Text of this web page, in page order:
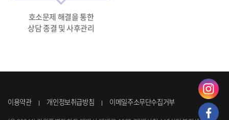
호소문제 해결을 통한
상담 종결 및 사후관리
이용약관 개인정보취급방침
이메일주소무단수집거부